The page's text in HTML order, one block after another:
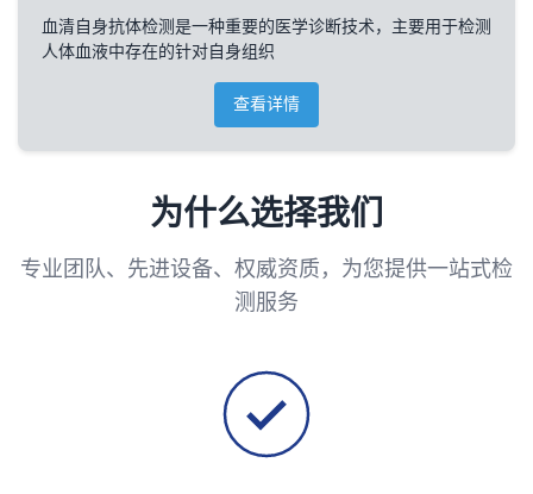
血清自身抗体检测是一种重要的医学诊断技术，主要用于检测
人体血液中存在的针对自身组织
查看详情
为什么选择我们
专业团队、先进设备、权威资质，为您提供一站式检
测服务